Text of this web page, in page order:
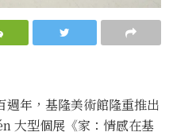
週年，基隆美術館隆重推出
大型個展《家：情感在基